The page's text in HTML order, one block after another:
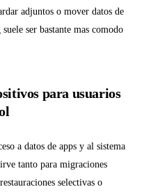
adjuntos o mover datos de
ser bastante mas comodo
para usuarios
a datos de apps y al sistema
tanto para migraciones
selectivas o